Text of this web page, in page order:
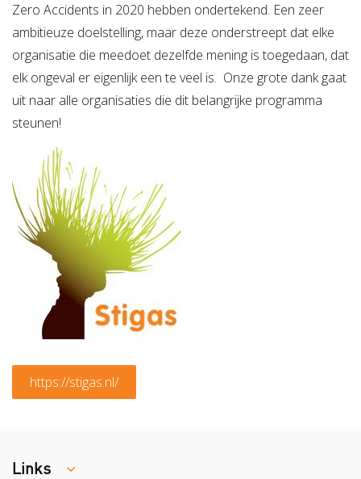
Zero Accidents in 2020 hebben ondertekend. Een zeer
ambitieuze doelstelling, maar deze onderstreept dat elke
organisatie die meedoet dezelfde mening is toegedaan, dat
elk ongeval er eigenlijk een te veel is. Onze grote dank gaat
uit naar alle organisaties die dit belangrijke programma
steunen!
https://stigas.nl/
Links